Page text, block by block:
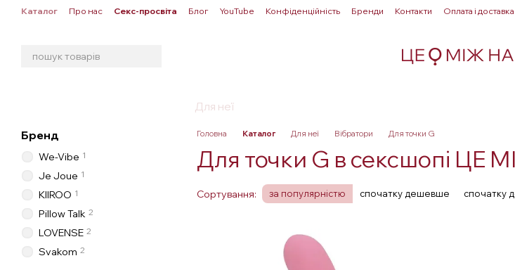
Перейти до основного контенту
Каталог Про нас Секс-просвіта Блог YouTube Конфіденційність Бренди Контакти Оплата і доставка
Для неї
Головна Каталог Для неї Вібратори Для точки G
Для точки G в сексшопі ЦЕ
Сортування: за популярністю спочатку дешевше спочатку
Бренд
We-Vibe 1
Je Joue 1
KIIROO 1
Pillow Talk 2
LOVENSE 2
Svakom 2